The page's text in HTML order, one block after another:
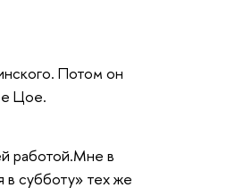
Потом он
Цое.
работой.Мне в
в субботу» тех же